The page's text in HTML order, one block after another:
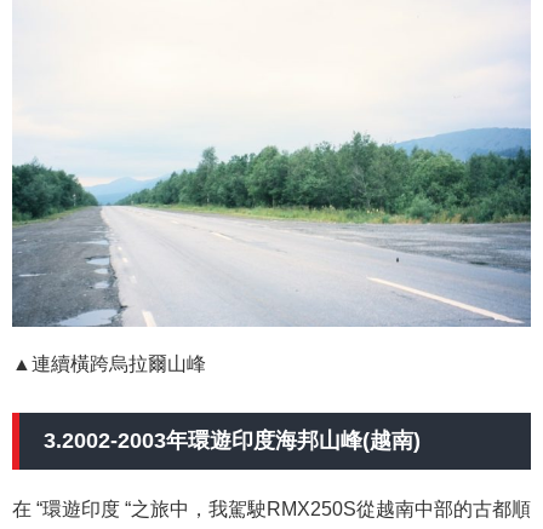
▲連續橫跨烏拉爾山峰
3.2002-2003年環遊印度海邦山峰(越南)
在 “環遊印度 “之旅中，我駕駛RMX250S從越南中部的古都順